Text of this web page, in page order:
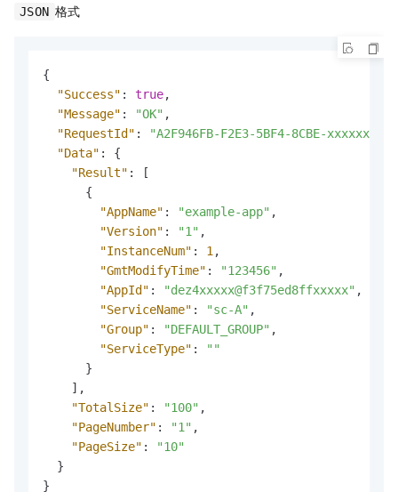
JSON 格式
{
"Success" : true,
"Message" : "OK" ,
"RequestId" : "A2F946FB-F2E3-5BF4-8CBE-xxxxxxxx"
"Data" :
{
"Result" :
[
{
"AppName" : "example-app" ,
"Version" : "1" ,
"InstanceNum" : 1 ,
"GmtModifyTime" : "123456" ,
"AppId" : "dez4xxxxx@f3f75ed8ffxxxxx" ,
"ServiceName" : "sc-A" ,
"Group" : "DEFAULT_GROUP" ,
"ServiceType" :
""
}
] ,
"TotalSize" : "100" ,
"PageNumber" : "1" ,
"PageSize" :
"10"
}
}